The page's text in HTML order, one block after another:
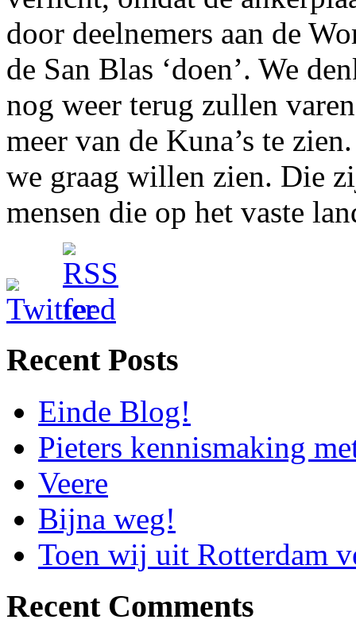
door deelnemers aan de
de San Blas ‘doen’. We
nog weer terug zullen
meer van de Kuna’s te
we graag willen zien. Die
mensen die op het vaste
Recent Posts
Einde Blog!
Pieters kennismaking
Veere
Bijna weg!
Toen wij uit
Recent Comments